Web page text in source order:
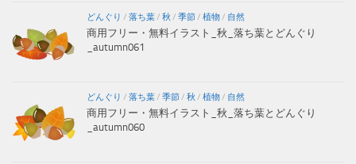
どんぐり / 落ち葉/ 秋 / 季節/ 植物/ 自然
商用フリー・無料イラスト_秋_落ち葉とどんぐり
_autumn061
どんぐり / 落ち葉/ 季節/ 秋 / 植物/ 自然
商用フリー・無料イラスト_秋_落ち葉とどんぐり
_autumn060